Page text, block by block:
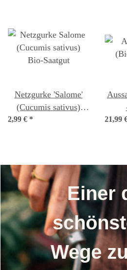
Netzgurke 'Salome'
(Cucumis sativus)
Bio-Saatgut
2,99 € * 21,99
Einer
Wege